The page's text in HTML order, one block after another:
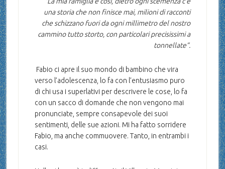
una storia che non finisce mai, milioni di racconti
che schizzano fuori da ogni millimetro del nostro
cammino tutto storto, con particolari precisissimi a
tonnellate”.
Fabio ci apre il suo mondo di bambino che vira
verso l’adolescenza, lo fa con l’entusiasmo puro
di chi usa i superlativi per descrivere le cose, lo fa
con un sacco di domande che non vengono mai
pronunciate, sempre consapevole dei suoi
sentimenti, delle sue azioni. Mi ha fatto sorridere
Fabio, ma anche commuovere. Tanto, in entrambi i
casi.